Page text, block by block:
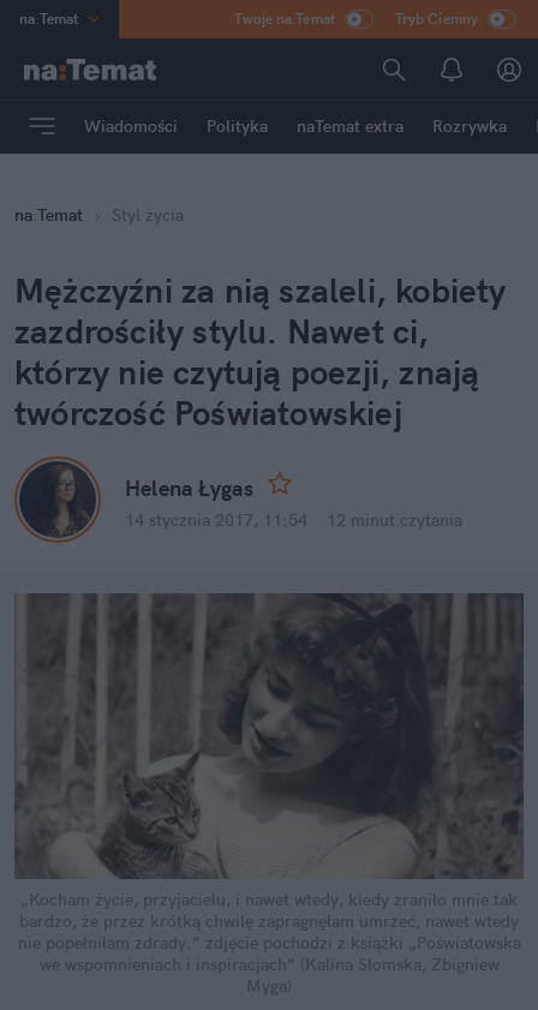
na:Temat
Poland
mama
Rozrywka
Twoje na:Temat Tryb Ciemny
Wiadomości Polityka naTemat extra Rozrywka
na:Temat Styl życia
Mężczyźni za nią szaleli, kobiety
zazdrościły stylu. Nawet ci,
którzy nie czytują poezji, znają
twórczość Poświatowskiej
Helena Łygas
14 stycznia 2017, 11:54 12 minut czytania
„Kocham życie, przy­jacielu, i na­wet wte­dy, kiedy zra­niło mnie tak
bar­dzo, że przez krótką chwilę zap­ragnęłam um­rzeć, na­wet wte­dy
nie po­pełniłam zdrady.” zdjęcie pochodzi z książki „Poświatowska
we wspomnieniach i inspiracjach” (Kalina Słomska, Zbigniew
Myga)